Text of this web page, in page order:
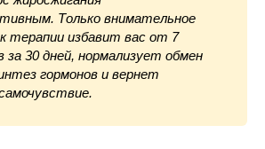
Только внимательное
терапии избавит вас от 7
за 30 дней, нормализует обмен
гормонов и вернет